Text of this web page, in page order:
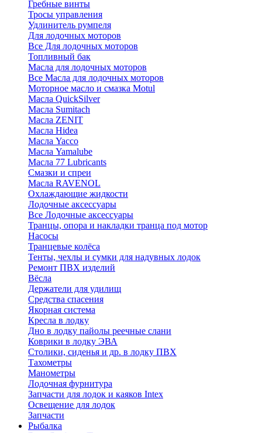
Гребные винты
Тросы управления
Удлинитель румпеля
Для лодочных моторов
Все Для лодочных моторов
Топливный бак
Масла для лодочных моторов
Все Масла для лодочных моторов
Моторное масло и смазка Motul
Масла QuickSilver
Масла Sumitach
Масла ZENIT
Масла Hidea
Масла Yacco
Масла Yamalube
Масла 77 Lubricants
Смазки и спреи
Масла RAVENOL
Охлаждающие жидкости
Лодочные аксессуары
Все Лодочные аксессуары
Транцы, опора и накладки транца под мотор
Насосы
Транцевые колёса
Тенты, чехлы и сумки для надувных лодок
Ремонт ПВХ изделий
Вёсла
Держатели для удилищ
Средства спасения
Якорная система
Кресла в лодку
Дно в лодку пайолы реечные слани
Коврики в лодку ЭВА
Столики, сиденья и др. в лодку ПВХ
Тахометры
Манометры
Лодочная фурнитура
Запчасти для лодок и каяков Intex
Освещение для лодок
Запчасти
Рыбалка